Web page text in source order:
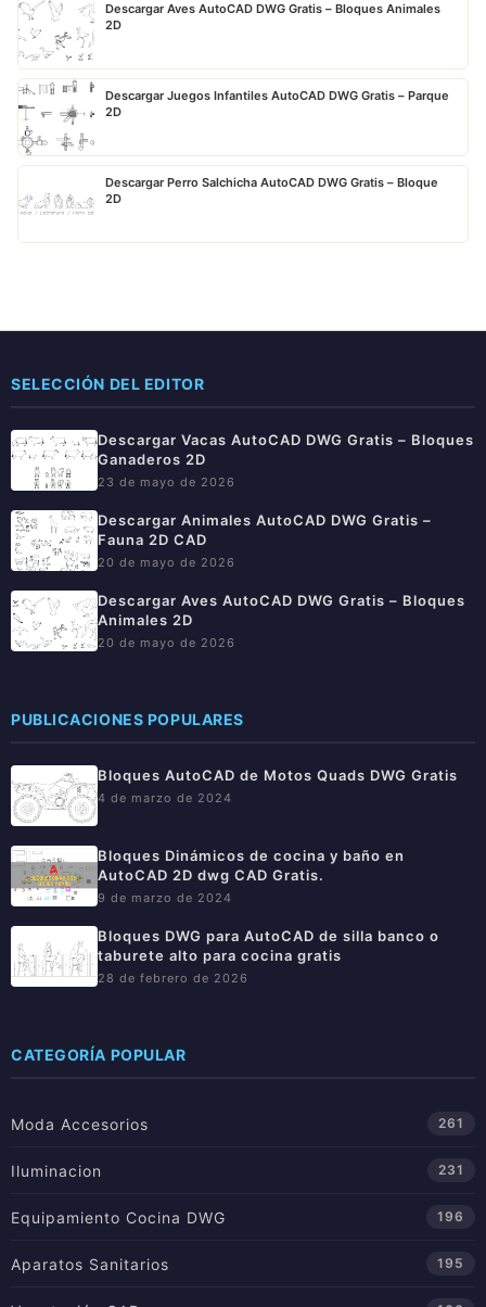
Descargar Aves AutoCAD DWG Gratis – Bloques Animales
2D
Descargar Juegos Infantiles AutoCAD DWG Gratis – Parque
2D
Descargar Perro Salchicha AutoCAD DWG Gratis – Bloque
2D
SELECCIÓN DEL EDITOR
Descargar Vacas AutoCAD DWG Gratis – Bloques
Ganaderos 2D
23 de mayo de 2026
Descargar Animales AutoCAD DWG Gratis –
Fauna 2D CAD
20 de mayo de 2026
Descargar Aves AutoCAD DWG Gratis – Bloques
Animales 2D
20 de mayo de 2026
PUBLICACIONES POPULARES
Bloques AutoCAD de Motos Quads DWG Gratis
4 de marzo de 2024
Bloques Dinámicos de cocina y baño en
AutoCAD 2D dwg CAD Gratis.
9 de marzo de 2024
Bloques DWG para AutoCAD de silla banco o
taburete alto para cocina gratis
28 de febrero de 2026
CATEGORÍA POPULAR
Moda Accesorios 261
Iluminacion 231
Equipamiento Cocina DWG 196
Aparatos Sanitarios 195